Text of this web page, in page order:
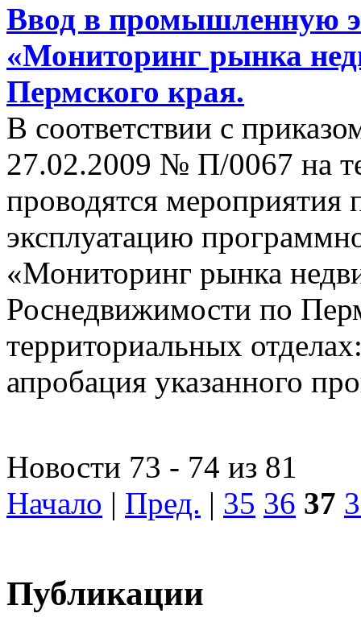
Ввод в промышленную
«Мониторинг рынка
Пермского края.
В соответствии с
27.02.2009 № П/0067 на
проводятся
эксплуатацию
«Мониторинг рынка
Роснедвижимости по
территориальных
апробация указанного
Новости 73 - 74 из 81
Начало | Пред. | 35 36 37
Публикации